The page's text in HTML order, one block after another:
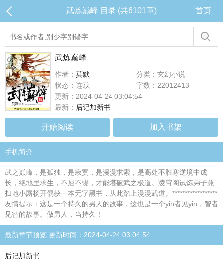
武炼巅峰 目录 (共6101章) 首页
武炼巅峰
作者： 莫默
分类：玄幻小说
状态：连载
字数：22012413
更新：2024-04-24 03:04:54
最新： 后记加新书
开始阅读 加入书架
手机简介
武之巅峰，是孤独，是寂寞，是漫漫求索，是高处不胜寒逆境中成
长，绝地里求生，不屈不饶，才能堪破武之极道。凌霄阁试炼弟子兼
扫地小厮杨开偶获一本无字黑书，从此踏上漫漫武道。******************
友情提示：这是一个持久的男人的故事，这也是一个yin者见yin，智者
见智的故事。做男人，当持久！
最新章节预览 更新时间：2024-04-24 03:04:54
后记加新书